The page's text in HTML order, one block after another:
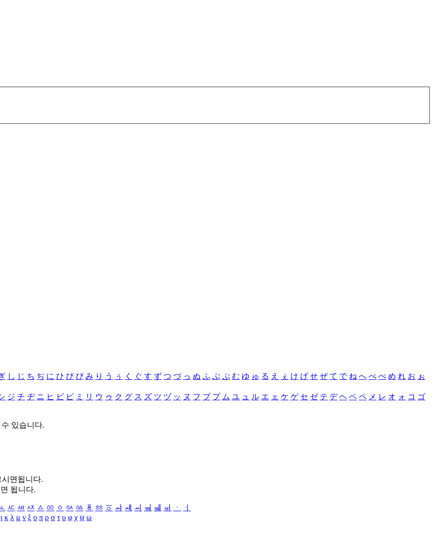
し じ ち ぢ に ひ び ぴ み り う ぅ く ぐ す ず つ づ っ ぬ ふ ぶ ぷ む ゆ ゅ る え ぇ け げ せ ぜ て で ね へ べ ぺ め れ お ぉ
ジ チ ヂ ニ ヒ ビ ピ ミ リ ウ ゥ ク グ ス ズ ツ ヅ ッ ヌ フ ブ プ ム ユ ュ ル エ ェ ケ ゲ セ ゼ テ デ ヘ ベ ペ メ レ オ ォ コ ゴ
있습니다.
시면됩니다.
됩니다.
ㅼ ㅽ ㅾ ㅿ ㆀ ㆁ ㆂ ㆃ ㆄ ㆅ ㆆ ㆇ ㆈ ㆉ ㆊ ㆋ ㆌ ㆍ
ㆎ
ι κ λ μ ν ξ ο π ρ σ τ υ φ χ ψ ω